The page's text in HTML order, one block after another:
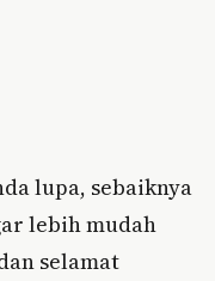
lupa, sebaiknya
lebih mudah
selamat